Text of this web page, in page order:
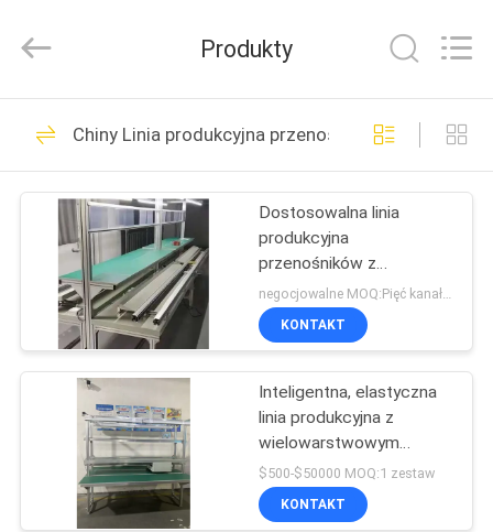
DOMU
PRODUKTY
NAS
WYCIECZKA
FABRYCE
Reserved.
Metalowe złącza
rurowe
98
Metalowe złącza
rurowe
52
Produkty
Chiny Linia produkcyjna przenośników
Dostosowalna linia
produkcyjna
przenośników z
regulowaną prędkością i
łatwą obsługą dla fabryk
elektronicznych
negocjowalne MOQ:Pięć kanałów
KONTAKT
Inteligentna, elastyczna
linia produkcyjna z
wielowarstwowym
pasem, odpowiednia do
różnych scenariuszy
pracy
$500-$50000 MOQ:1 zestaw
KONTAKT